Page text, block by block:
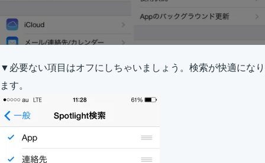
▼必要ない項目はオフにしちゃいましょう。検索が快適になり
ます。